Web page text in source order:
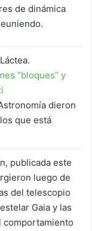
de dinámica
“bloques” y
dieron
que está
publicada este
luego de
del telescopio
Gaia y las
comportamiento